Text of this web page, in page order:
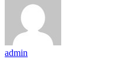
admin